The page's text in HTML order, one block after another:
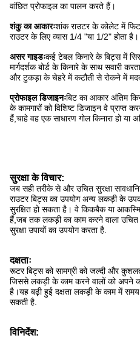
वांछित प्रोफाइल का पालन करते हैं।
शंकु का आकारःशांक राउटर के कोलेट में
राउटर के लिए व्यास 1/4 "या 1/2" होता है।
असर गाइडःकई टेबल किनारे के बिट्स में
मार्गदर्शक बोर्ड के किनारे के साथ सवारी
और टुकड़ा के चेहरे में कटौती से रोकने में
प्रोफाइल डिजाइनःबिट का आकार अंतिम
के कामगारों को विशिष्ट डिजाइन वे
हैं,चाहे वह एक साधारण गोल किनारा हो या
सुरक्षा के विचार:
जब सही तरीके से और उचित सुरक्षा
राउटर बिट्स का उपयोग अन्य लकड़ी के
सुरक्षित हो सकता है। वे किकबैक या
हैं,जब तक लकड़ी का काम करने वाला
सुरक्षा उपायों का उपयोग करता है.
दक्षताः
रूटर बिट्स को सामग्री को जल्दी और
जिससे लकड़ी के काम करने वालों को अपने
है।यह बढ़ी हुई दक्षता लकड़ी के काम में
सकती है.
विनिर्देश: